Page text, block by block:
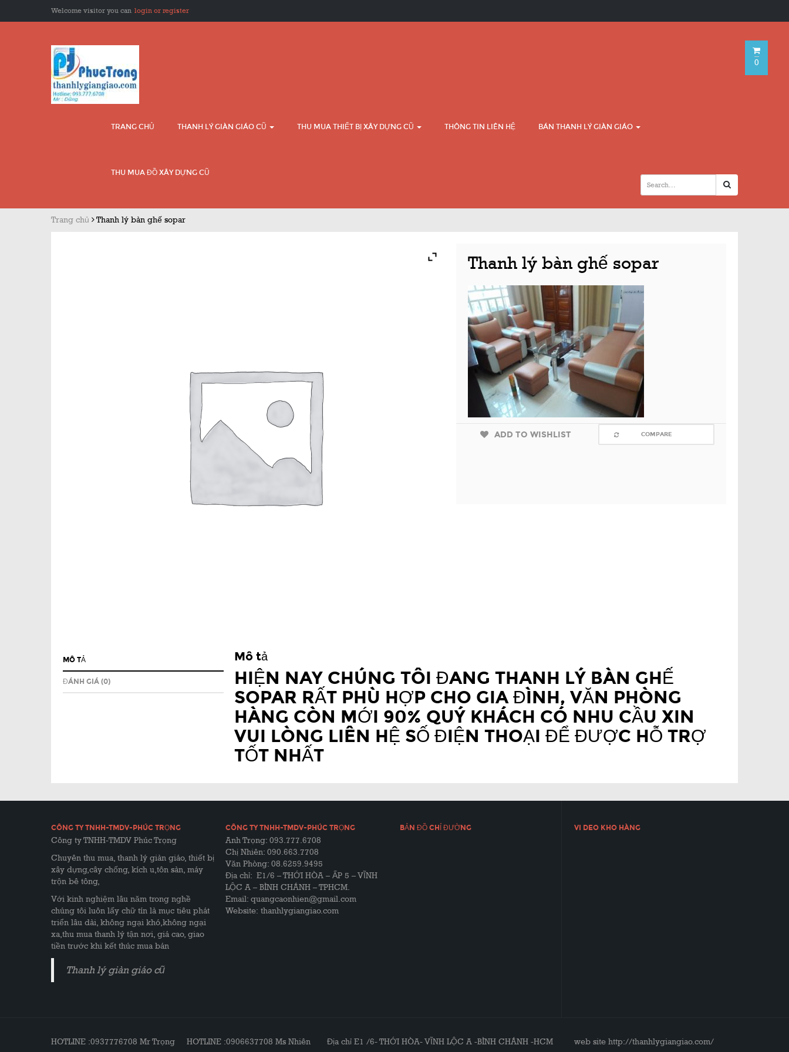
Welcome visitor you can login or register
TRANG CHỦ THANH LÝ GIÀN GIÁO CŨ THU MUA THIẾT BỊ XÂY DỰNG CŨ THÔNG TIN LIÊN HỆ BÁN THANH LÝ GIÀN GIÁO
THU MUA ĐỒ XÂY DỰNG CŨ
0
Trang chủ Thanh lý bàn ghế sopar
Thanh lý bàn ghế sopar
ADD TO WISHLIST COMPARE
MÔ TẢ
ĐÁNH GIÁ (0)
Mô tả
HIỆN NAY CHÚNG TÔI ĐANG THANH LÝ BÀN GHẾ
SOPAR RẤT PHÙ HỢP CHO GIA ĐÌNH, VĂN PHÒNG
HÀNG CÒN MỚI 90% QUÝ KHÁCH CÓ NHU CẦU XIN
VUI LÒNG LIÊN HỆ SỐ ĐIỆN THOẠI ĐỂ ĐƯỢC HỖ TRỢ
TỐT NHẤT
CÔNG TY TNHH-TMDV-PHÚC TRỌNG
Công ty TNHH-TMDV Phúc Trọng
Chuyên thu mua, thanh lý giàn giáo, thiết bị
xây dựng,cây chống, kích u,tôn sàn, máy
trộn bê tông,
Với kinh nghiệm lâu năm trong nghề
chúng tôi luôn lấy chữ tín là mục tiêu phát
triển lâu dài, không ngại khó,không ngại
xa,thu mua thanh lý tận nơi, giá cao, giao
tiền trước khi kết thúc mua bán
Thanh lý giàn giáo cũ
CÔNG TY TNHH-TMDV-PHÚC TRỌNG
Anh Trọng: 093.777.6708
Chị Nhiên: 090.663.7708
Văn Phòng: 08.6259.9495
Địa chỉ: E1/6 – THỚI HÒA – ẤP 5 – VĨNH
LỘC A – BÌNH CHÁNH – TPHCM.
Email: quangcaonhien@gmail.com
Website: thanhlygiangiao.com
BẢN ĐỒ CHỈ ĐƯỜNG VI DEO KHO HÀNG
HOTLINE :0937776708 Mr Trọng HOTLINE :0906637708 Ms Nhiên Địa chỉ E1 /6- THỚI HÒA- VĨNH LỘC A -BÌNH CHÁNH -HCM web site http://thanhlygiangiao.com/